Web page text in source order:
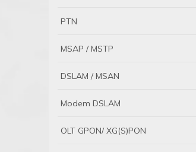
PTN
MSAP / MSTP
DSLAM / MSAN
Modem DSLAM
OLT GPON/ XG(S)PON